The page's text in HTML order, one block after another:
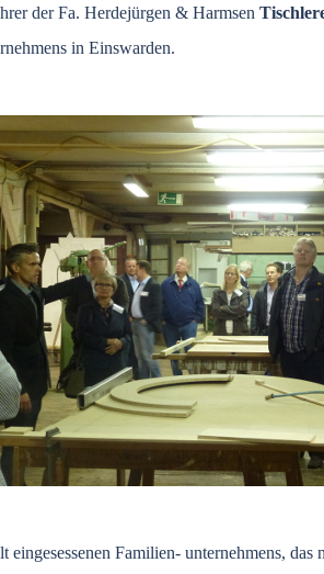
der Fa. Herdejürgen & Harmsen
in Einswarden.
Familien- unternehmens,